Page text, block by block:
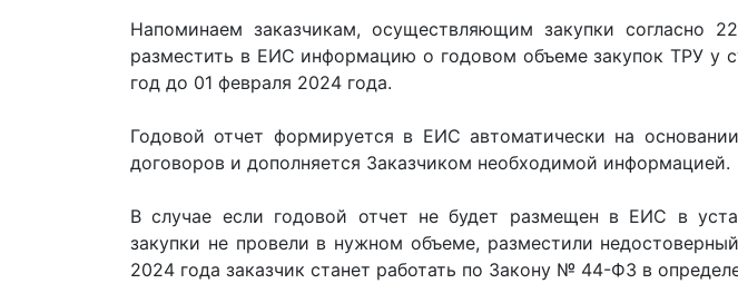
Напоминаем заказчикам, осуществляющим закупки согласно
разместить в ЕИС информацию о годовом объеме закупок ТРУ у
год до 01 февраля 2024 года.
Годовой отчет формируется в ЕИС автоматически на
договоров и дополняется Заказчиком необходимой информацией.
В случае если годовой отчет не будет размещен в ЕИС в
закупки не провели в нужном объеме, разместили
2024 года заказчик станет работать по Закону № 44-ФЗ в